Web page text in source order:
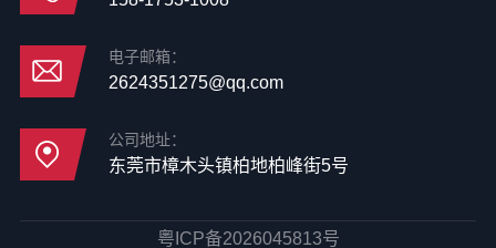
电子邮箱：
2624351275@qq.com
公司地址：
东莞市樟木头镇柏地柏峰街5号
粤ICP备2026045813号